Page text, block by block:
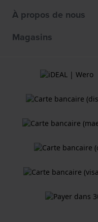
À propos de nous
Magasins